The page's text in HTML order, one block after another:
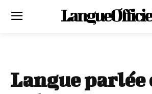
Langue parlée